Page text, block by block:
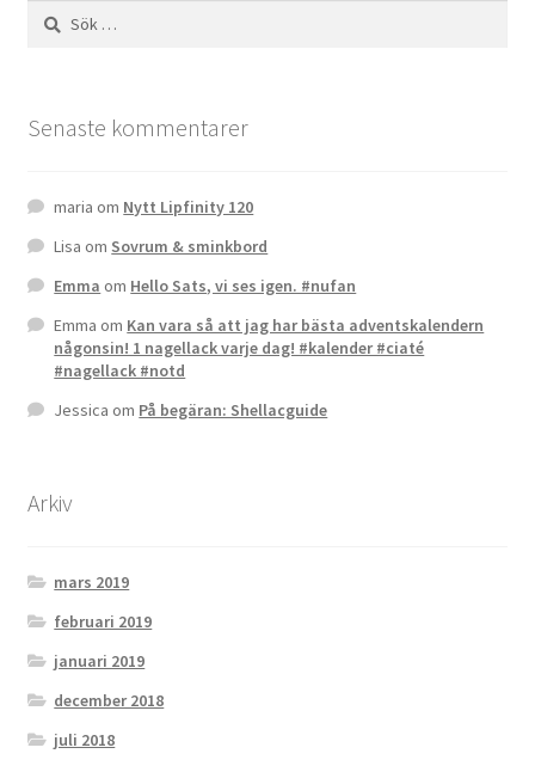
Sök
efter:
Senaste kommentarer
maria om Nytt Lipfinity 120
Lisa om Sovrum & sminkbord
Emma om Hello Sats, vi ses igen. #nufan
Emma om Kan vara så att jag har bästa adventskalendern
någonsin! 1 nagellack varje dag! #kalender #ciaté
#nagellack #notd
Jessica om På begäran: Shellacguide
Arkiv
mars 2019
februari 2019
januari 2019
december 2018
juli 2018